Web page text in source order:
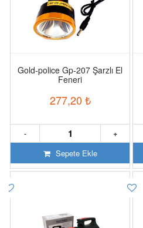
Gold-police Gp-207 Şarzlı El
Feneri
277,20 ₺
+
-
Sepete Ekle